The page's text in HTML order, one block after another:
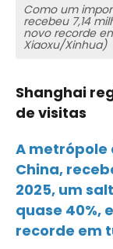
Como um
recebeu 7,14
novo recorde
Xiaoxu/Xinhua)
Shanghai
de visitas
A metrópole
China,
2025, um
quase 40%,
recorde em